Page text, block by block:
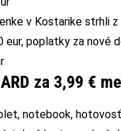
v Kostarike strhli
poplatky za nové
za 3,99 €
notebook,